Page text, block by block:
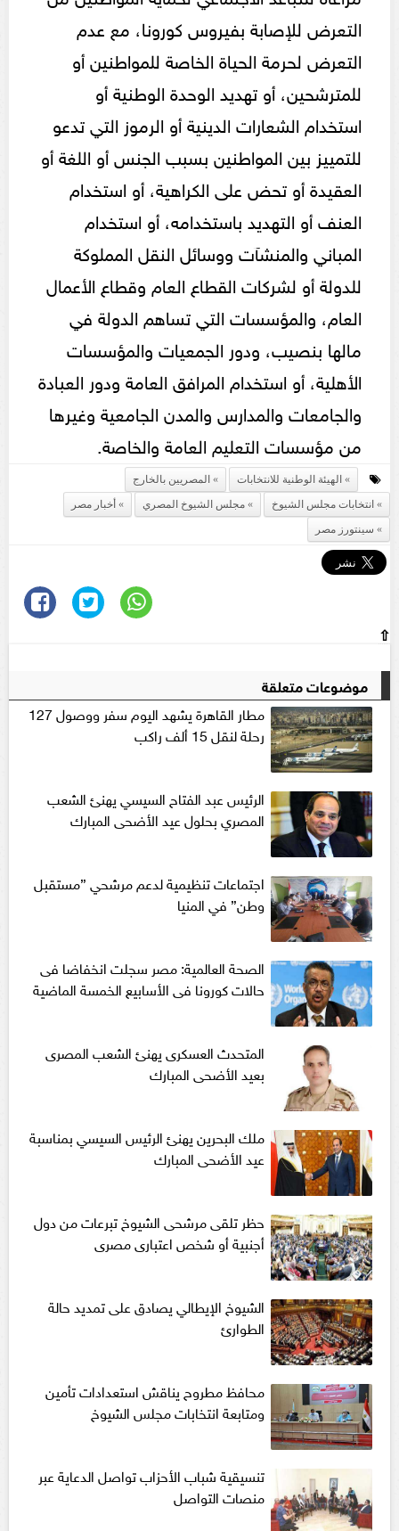
التعرض للإصابة بفيروس كورونا، مع عدم
التعرض لحرمة الحياة الخاصة للمواطنين أو
للمترشحين، أو تهديد الوحدة الوطنية أو
استخدام الشعارات الدينية أو الرموز التي تدعو
للتمييز بين المواطنين بسبب الجنس أو اللغة أو
العقيدة أو تحض على الكراهية، أو استخدام
العنف أو التهديد باستخدامه، أو استخدام
المباني والمنشآت ووسائل النقل المملوكة
للدولة أو لشركات القطاع العام وقطاع الأعمال
العام، والمؤسسات التي تساهم الدولة في
مالها بنصيب، ودور الجمعيات والمؤسسات
الأهلية، أو استخدام المرافق العامة ودور العبادة
والجامعات والمدارس والمدن الجامعية وغيرها
من مؤسسات التعليم العامة والخاصة.
الهيئة الوطنية للانتخابات
المصريين بالخارج
انتخابات مجلس الشيوخ
مجلس الشيوخ المصري
أخبار مصر
سينتورز مصر
⇧
موضوعات متعلقة
مطار القاهرة يشهد اليوم سفر ووصول 127
رحلة لنقل 15 ألف راكب
الرئيس عبد الفتاح السيسي يهنئ الشعب
المصري بحلول عيد الأضحى المبارك
اجتماعات تنظيمية لدعم مرشحي ”مستقبل
وطن” في المنيا
الصحة العالمية: مصر سجلت انخفاضا فى
حالات كورونا فى الأسابيع الخمسة الماضية
المتحدث العسكرى يهنئ الشعب المصرى
بعيد الأضحى المبارك
ملك البحرين يهنئ الرئيس السيسي بمناسبة
عيد الأضحى المبارك
حظر تلقى مرشحى الشيوخ تبرعات من دول
أجنبية أو شخص اعتبارى مصرى
الشيوخ الإيطالي يصادق على تمديد حالة
الطوارئ
محافظ مطروح يناقش استعدادات تأمين
ومتابعة انتخابات مجلس الشيوخ
تنسيقية شباب الأحزاب تواصل الدعاية عبر
منصات التواصل